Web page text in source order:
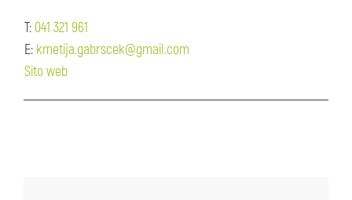
T: 041 321 961
E: kmetija.gabrscek@gmail.com
Sito web